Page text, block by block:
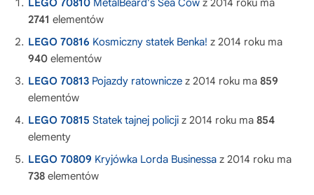
LEGO 70810 MetalBeard's Sea Cow z 2014 roku ma
2741 elementów
LEGO 70816 Kosmiczny statek Benka! z 2014 roku ma
940 elementów
LEGO 70813 Pojazdy ratownicze z 2014 roku ma 859
elementów
LEGO 70815 Statek tajnej policji z 2014 roku ma 854
elementy
LEGO 70809 Kryjówka Lorda Businessa z 2014 roku ma
738 elementów